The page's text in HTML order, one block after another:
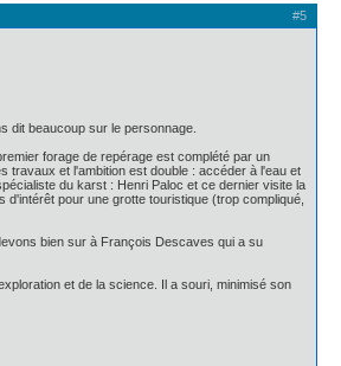
#5
dit beaucoup sur le personnage.
forage de repérage est complété par un
travaux et l'ambition est double : accéder à l'eau et
du karst : Henri Paloc et ce dernier visite la
pour une grotte touristique (trop compliqué,
bien sur à François Descaves qui a su
et de la science. Il a souri, minimisé son